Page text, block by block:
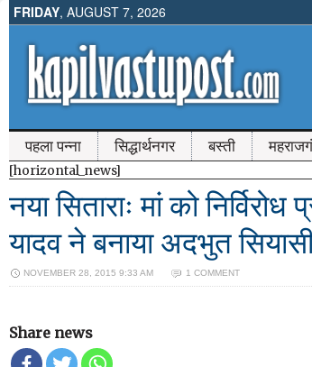
FRIDAY, AUGUST 7, 2026
पहला पन्ना सिद्धार्थनगर बस्ती
[horizontal_news]
नया सिताराः मां को
यादव ने बनाया अदभुत सियासी
NOVEMBER 28, 2015 9:33 AM 1 COMMENT
Share news